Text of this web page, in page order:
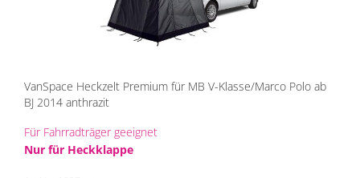
VanSpace Heckzelt Premium für MB V-Klasse/Marco Polo ab
BJ 2014 anthrazit
Für Fahrradträger geeignet
Nur für Heckklappe